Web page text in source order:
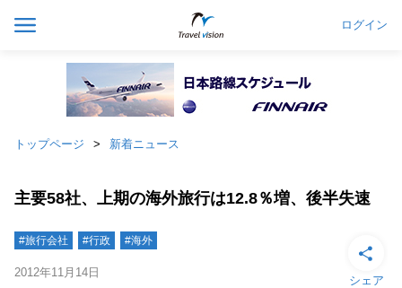
ログイン
トップページ 新着ニュース
主要58社、上期の海外旅行は12.8％増、後半失速
#旅行会社 #行政 #海外
2012年11月14日
シェア